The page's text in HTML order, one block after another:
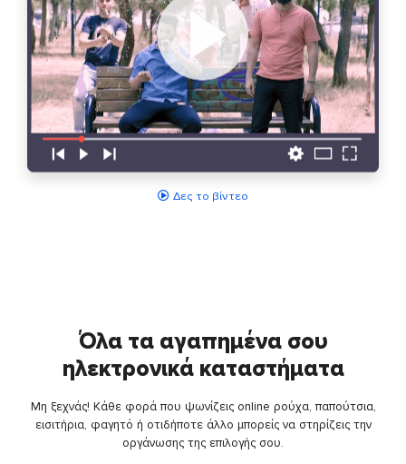
Δες το βίντεο
Όλα τα αγαπημένα σου
ηλεκτρονικά καταστήματα
Μη ξεχνάς! Κάθε φορά που ψωνίζεις online ρούχα, παπούτσια,
εισιτήρια, φαγητό ή οτιδήποτε άλλο μπορείς να στηρίζεις την
οργάνωσης της επιλογής σου.